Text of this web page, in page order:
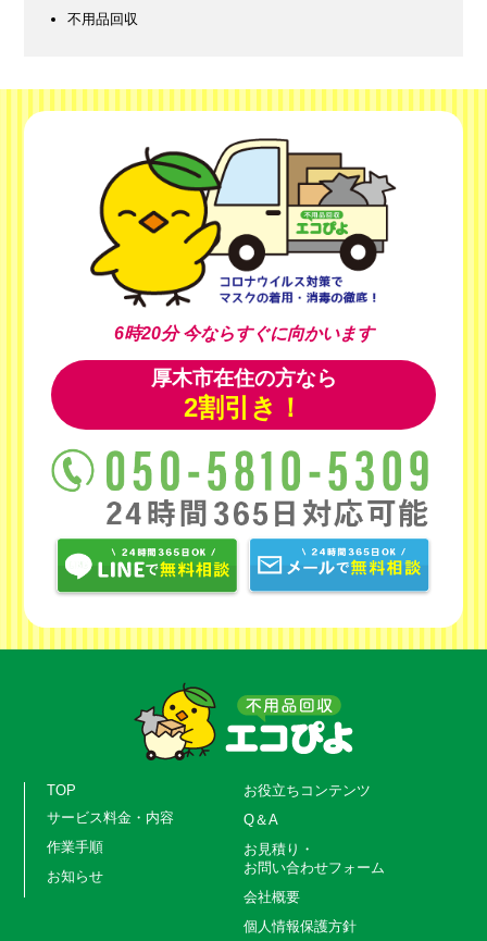
不用品回収
6時20分今ならすぐに向かいます
厚木市在住の方なら
2割引き！
TOP
サービス料金・内容
作業手順
お知らせ
お役立ちコンテンツ
Q＆A
お見積り・
お問い合わせフォーム
会社概要
個人情報保護方針